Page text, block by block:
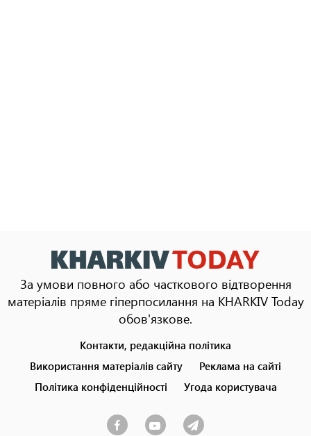
За умови повного або часткового відтворення
матеріалів пряме гіперпосилання на KHARKIV Today
обов'язкове.
menu
Контакти, редакційна політика
Використання матеріалів сайту
Реклама на сайті
Політика конфіденційності
Угода користувача